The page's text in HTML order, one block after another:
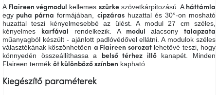
A
tűz
mellett
ülve
Színes
tér
A Flaireen végmodul kellemes szürkeszövetkárpitozású. A háttámla
egy puha párna formájában, cipzárashuzattal és 30°-on mosható
huzattal teszi kényelmesebbé az ülést. A modul 27 cm széles,
kényelmes
karfával rendelkezik. A modulalacsonytalapzata
műanyagból készült - ajánlott padlóvédővel ellátni. A modulok széles
választékának köszönhetően a Flaireen sorozatlehetővé teszi, hogy
könnyedén összeállíthassa a
belső térhez illőkanapét. Minden
Flaireen termék öt különböző színben kapható.
Kiegészítő paraméterek